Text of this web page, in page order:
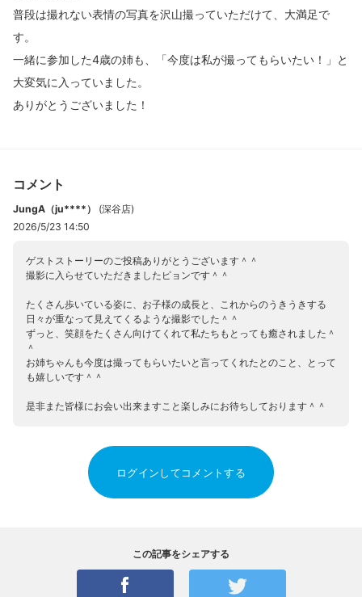
普段は撮れない表情の写真を沢山撮っていただけて、大満足で
す。
一緒に参加した4歳の姉も、「今度は私が撮ってもらいたい！」と
大変気に入っていました。
ありがとうございました！
コメント
JungA（ju****） (深谷店)
2026/5/23 14:50
ゲストストーリーのご投稿ありがとうございます＾＾
撮影に入らせていただきましたピョンです＾＾
たくさん歩いている姿に、お子様の成長と、これからのうきうきする
日々が重なって見えてくるような撮影でした＾＾
ずっと、笑顔をたくさん向けてくれて私たちもとっても癒されました＾
＾
お姉ちゃんも今度は撮ってもらいたいと言ってくれたとのこと、とって
も嬉しいです＾＾
是非また皆様にお会い出来ますこと楽しみにお待ちしております＾＾
ログインしてコメントする
この記事をシェアする